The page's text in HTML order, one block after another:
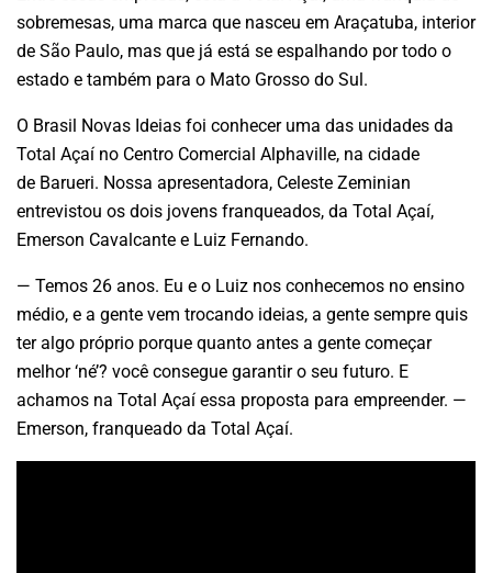
sobremesas, uma marca que nasceu em Araçatuba, interior
de São Paulo, mas que já está se espalhando por todo o
estado e também para o Mato Grosso do Sul.
O Brasil Novas Ideias foi conhecer uma das unidades da
Total Açaí no Centro Comercial Alphaville, na cidade
de Barueri. Nossa apresentadora, Celeste Zeminian
entrevistou os dois jovens franqueados, da Total Açaí,
Emerson Cavalcante e Luiz Fernando.
— Temos 26 anos. Eu e o Luiz nos conhecemos no ensino
médio, e a gente vem trocando ideias, a gente sempre quis
ter algo próprio porque quanto antes a gente começar
melhor ‘né’? você consegue garantir o seu futuro. E
achamos na Total Açaí essa proposta para empreender. —
Emerson, franqueado da Total Açaí.